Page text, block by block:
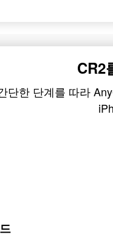
CR2
단한 단계를 따라